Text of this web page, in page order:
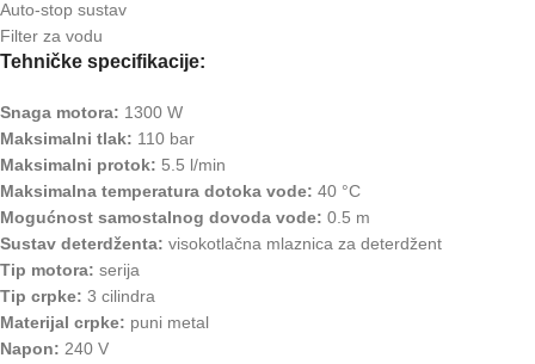
Auto-stop sustav
Filter za vodu
Tehničke specifikacije:
Snaga motora: 1300 W
Maksimalni tlak: 110 bar
Maksimalni protok: 5.5 l/min
Maksimalna temperatura dotoka vode: 40 °C
Mogućnost samostalnog dovoda vode: 0.5 m
Sustav deterdženta: visokotlačna mlaznica za deterdžent
Tip motora: serija
Tip crpke: 3 cilindra
Materijal crpke: puni metal
Napon: 240 V